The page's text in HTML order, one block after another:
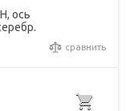
ось
сравнить